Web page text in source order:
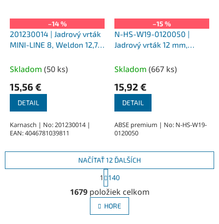
–14 %
201230014 | Jadrový vrták
MINI-LINE 8, Weldon 12,7,
Skladom (50 ks)
15,56 €
DETAIL
Karnasch | No: 201230014 |
EAN: 4046781039811
–15 %
N-HS-W19-0120050 |
Jadrový vrták 12 mm,
upnutie Weldon 19
Skladom (667 ks)
15,92 €
DETAIL
ABSE premium | No: N-HS-W19-
0120050
O
v
l
á
NAČÍTAŤ 12 ĎALŠÍCH
t
r
á
n
k
1 140
1679položiek celkom
HORE